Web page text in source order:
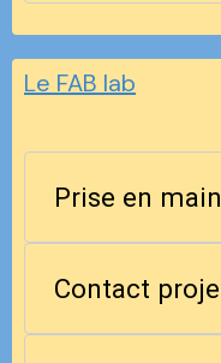
Le FAB lab
Prise en
Contact